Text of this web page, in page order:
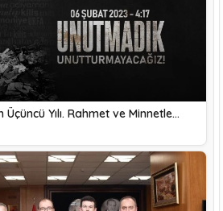
Yılı. Rahmet ve Minnetle…